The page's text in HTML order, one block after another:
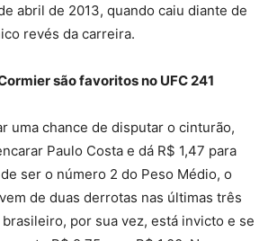
abril de 2013, quando caiu diante de
revés da carreira.
são favoritos no UFC 241
uma chance de disputar o cinturão,
Paulo Costa e dá R$ 1,47 para
ser o número 2 do Peso Médio, o
de duas derrotas nas últimas três
por sua vez, está invicto e se